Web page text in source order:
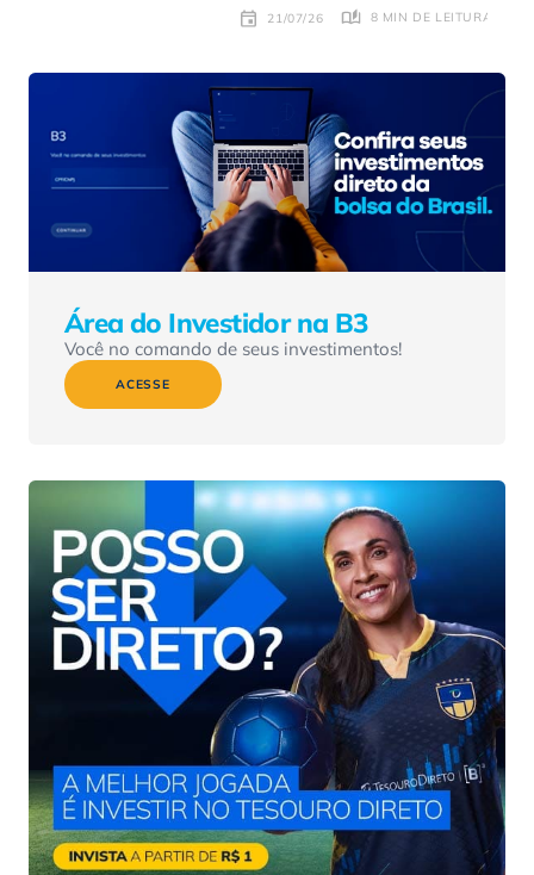
21/07/26 8 MIN DE LEITURA
Área do Investidor na B3
Você no comando de seus investimentos!
ACESSE